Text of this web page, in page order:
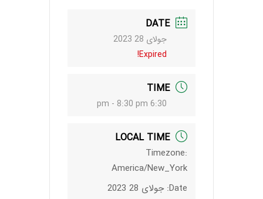
DATE
جولای 28 2023
Expired!
TIME
6:30 pm - 8:30 pm
LOCAL TIME
Timezone:
America/New_York
Date: جولای 28 2023